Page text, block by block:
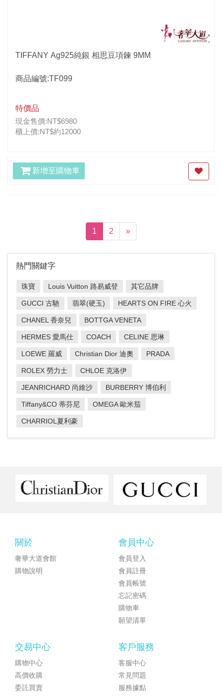
TIFFANY Ag925純銀 相思豆項鍊 9MM
商品編號:TF099
特價品
現金售價:NT$6980
櫃上價:NT$約12000
新增至購物車
1 (current)
2 »
熱門關鍵字
珠寶 Louis Vuitton 路易威登 其它品牌
GUCCI 古馳 翡翠(硬玉) HEARTS ON FIRE 心火
CHANEL 香奈兒 BOTTGA VENETA
HERMES 愛馬仕 COACH CELINE 思琳
LOEWE 羅威 Christian Dior 迪奧 PRADA
ROLEX 勞力士 CHLOE 克洛伊
JEANRICHARD 尚維沙 BURBERRY 博伯利
Tiffany&CO 蒂芬尼 OMEGA 歐米茄
CHARRIOL夏利豪
關於
奢華大道會館
購物說明
會員中心
會員登入
會員註冊
會員帳號
忘記密碼
購物車
願望清單
交易中心
購物中心
高價收購
委託買賣
客戶服務
客服中心
常見問題
服務據點